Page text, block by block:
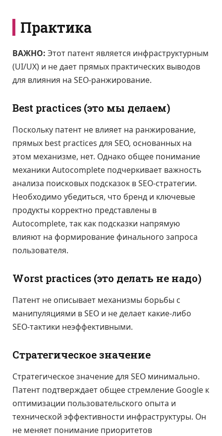
Практика
ВАЖНО: Этот патент является инфраструктурным
(UI/UX) и не дает прямых практических выводов
для влияния на SEO-ранжирование.
Best practices (это мы делаем)
Поскольку патент не влияет на ранжирование,
прямых best practices для SEO, основанных на
этом механизме, нет. Однако общее понимание
механики Autocomplete подчеркивает важность
анализа поисковых подсказок в SEO-стратегии.
Необходимо убедиться, что бренд и ключевые
продукты корректно представлены в
Autocomplete, так как подсказки напрямую
влияют на формирование финального запроса
пользователя.
Worst practices (это делать не надо)
Патент не описывает механизмы борьбы с
манипуляциями в SEO и не делает какие-либо
SEO-тактики неэффективными.
Стратегическое значение
Стратегическое значение для SEO минимально.
Патент подтверждает общее стремление Google к
оптимизации пользовательского опыта и
технической эффективности инфраструктуры. Он
не меняет понимание приоритетов